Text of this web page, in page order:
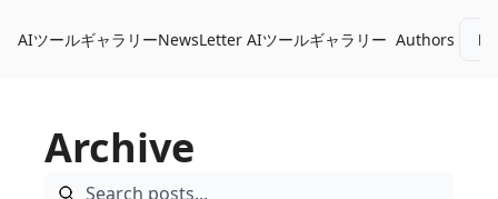
AIツールギャラリーNewsLetter AIツールギャラリー Authors
Archive